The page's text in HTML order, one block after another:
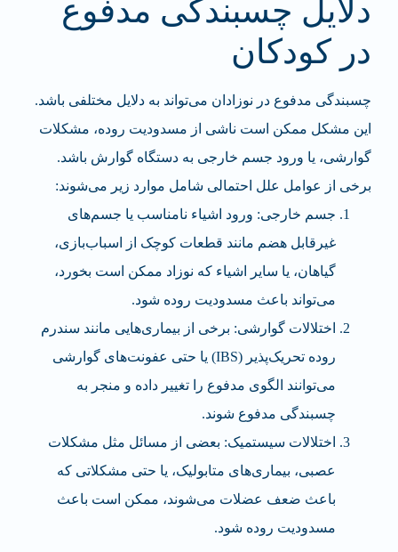
دلایل چسبندگی مدفوع
در کودکان
چسبندگی مدفوع در نوزادان می‌تواند به دلایل مختلفی باشد.
این مشکل ممکن است ناشی از مسدودیت روده، مشکلات
گوارشی، یا ورود جسم خارجی به دستگاه گوارش باشد.
برخی از عوامل علل احتمالی شامل موارد زیر می‌شوند:
جسم خارجی: ورود اشیاء نامناسب یا جسم‌های
غیرقابل هضم مانند قطعات کوچک از اسباب‌بازی،
گیاهان، یا سایر اشیاء که نوزاد ممکن است بخورد،
می‌تواند باعث مسدودیت روده شود.
اختلالات گوارشی: برخی از بیماری‌هایی مانند سندرم
روده تحریک‌پذیر (IBS) یا حتی عفونت‌های گوارشی
می‌توانند الگوی مدفوع را تغییر داده و منجر به
چسبندگی مدفوع شوند.
اختلالات سیستمیک: بعضی از مسائل مثل مشکلات
عصبی، بیماری‌های متابولیک، یا حتی مشکلاتی که
باعث ضعف عضلات می‌شوند، ممکن است باعث
مسدودیت روده شود.